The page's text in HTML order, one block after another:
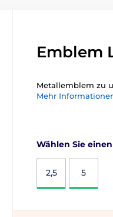
Emblem
Metallemblem zu
Mehr
Wählen Sie
2,5 5